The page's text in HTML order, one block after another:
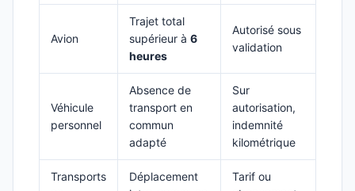
Avion
Trajet total
supérieur à 6
heures
Autorisé sous
validation
Véhicule
personnel
Absence de
transport en
commun
adapté
Sur
autorisation,
indemnité
kilométrique
Transports
Déplacement
Tarif ou